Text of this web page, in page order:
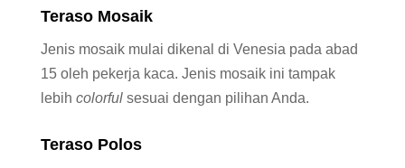
Teraso Mosaik
Jenis mosaik mulai dikenal di Venesia pada abad
15 oleh pekerja kaca. Jenis mosaik ini tampak
lebih colorful sesuai dengan pilihan Anda.
Teraso Polos